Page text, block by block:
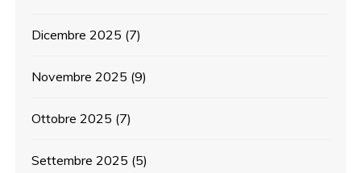
Dicembre 2025 (7)
Novembre 2025 (9)
Ottobre 2025 (7)
Settembre 2025 (5)